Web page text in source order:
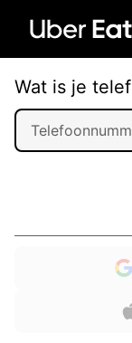
Wat is je